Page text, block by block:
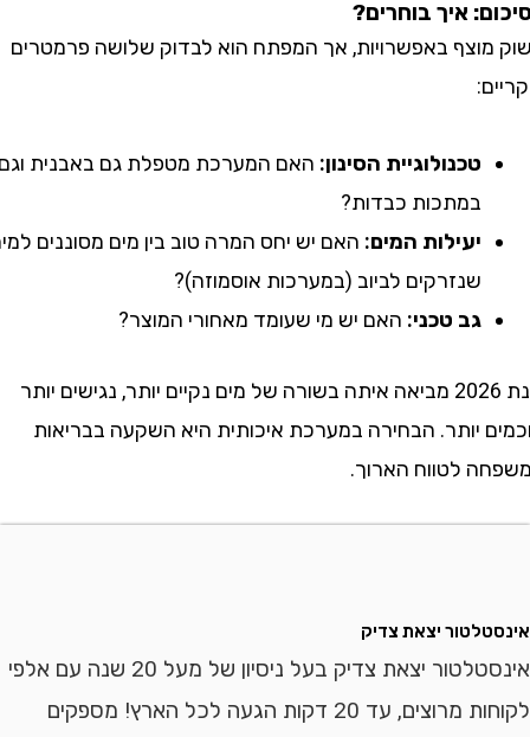
איך בוחרים?
באפשרויות, אך המפתח הוא לבדוק שלושה פרמטרים
טכנולוגיית הסינון:האם המערכת מטפלת גם באבנית וגם
במתכות כבדות?
יעילות המים:האם יש יחס המרה טוב בין מים מסוננים למים
שנזרקים לביוב (במערכות אוסמוזה)?
גב טכני:האם יש מי שעומד מאחורי המוצר?
שנת 2026 מביאה איתה בשורה של מים נקיים יותר, נגישים יותר
יותר. הבחירה במערכת איכותית היא השקעה בבריאות
לטווח הארוך.
יצאת צדיק
אינסטלטור יצאת צדיק בעל ניסיון של מעל 20 שנה עם אלפי
לקוחות מרוצים, עד 20 דקות הגעה לכל הארץ! מספקים